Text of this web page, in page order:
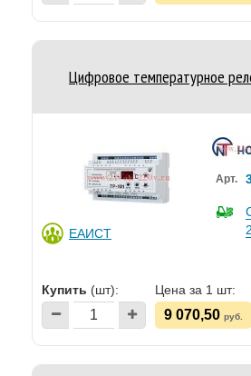
Цифровое температурное
ЕАИСТ
Арт.
Купить (шт): Цена за 1 шт:
9 070,50 руб.